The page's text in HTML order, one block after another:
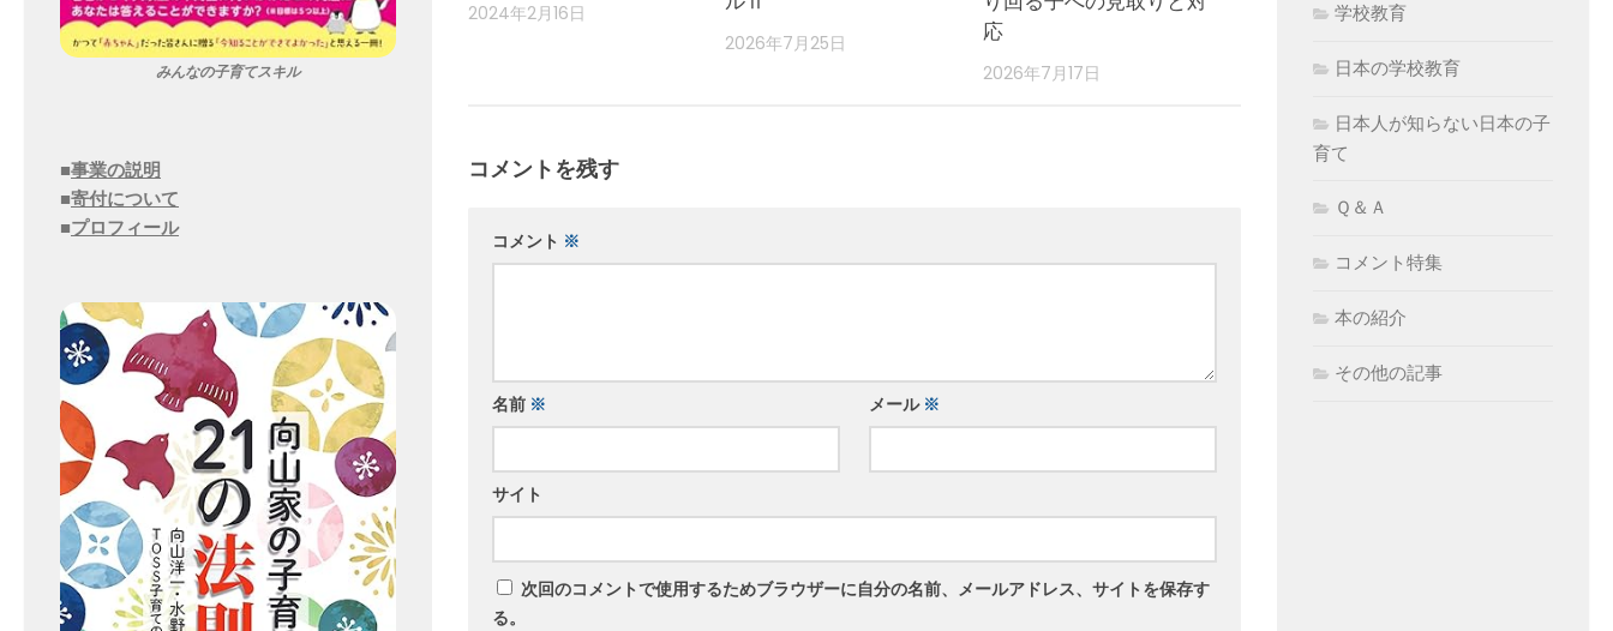
2024年2月16日
2026年7月25日
応
2026年7月17日
コメントを残す
コメント ※
名前 ※ メール ※
サイト
次回のコメントで使用するためブラウザーに自分の名前、メールアドレス、サイトを保存す
る。
みんなの子育てスキル
■事業の説明
■寄付について
■プロフィール
学校教育
日本の学校教育
日本人が知らない日本の子
育て
Ｑ＆Ａ
コメント特集
本の紹介
その他の記事